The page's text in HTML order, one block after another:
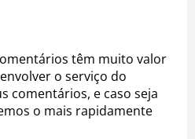
têm muito valor
o serviço do
comentários, e caso seja
o mais rapidamente